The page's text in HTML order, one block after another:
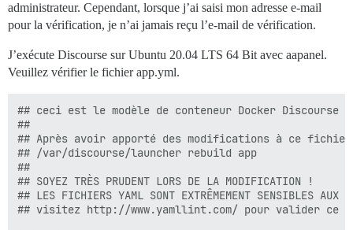
administrateur. Cependant, lorsque j’ai saisi mon adresse e-mail
pour la vérification, je n’ai jamais reçu l’e-mail de vérification.
J’exécute Discourse sur Ubuntu 20.04 LTS 64 Bit avec aapanel.
Veuillez vérifier le fichier app.yml.
## ceci est le modèle de conteneur Docker Discourse
##
## Après avoir apporté des modifications à ce
## /var/discourse/launcher rebuild app
##
## SOYEZ TRÈS PRUDENT LORS DE LA MODIFICATION !
## LES FICHIERS YAML SONT EXTRÊMEMENT SENSIBLES AUX
## visitez http://www.yamllint.com/ pour valider ce